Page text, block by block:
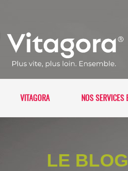
VITAGORA NOS SERVICES
LE